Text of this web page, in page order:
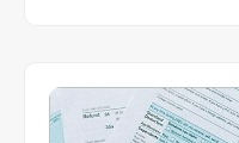
만 중위소득 40%
세 등에서는 별도